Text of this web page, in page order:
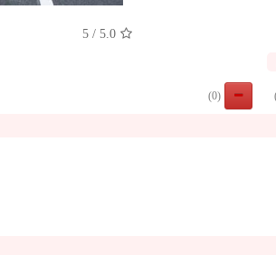
5.0
/
5
(0)